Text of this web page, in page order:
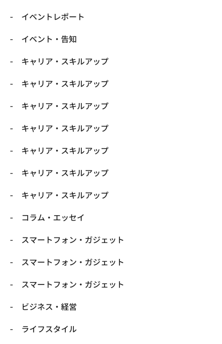
イベントレポート
イベント・告知
キャリア・スキルアップ
キャリア・スキルアップ
キャリア・スキルアップ
キャリア・スキルアップ
キャリア・スキルアップ
キャリア・スキルアップ
キャリア・スキルアップ
コラム・エッセイ
スマートフォン・ガジェット
スマートフォン・ガジェット
スマートフォン・ガジェット
ビジネス・経営
ライフスタイル